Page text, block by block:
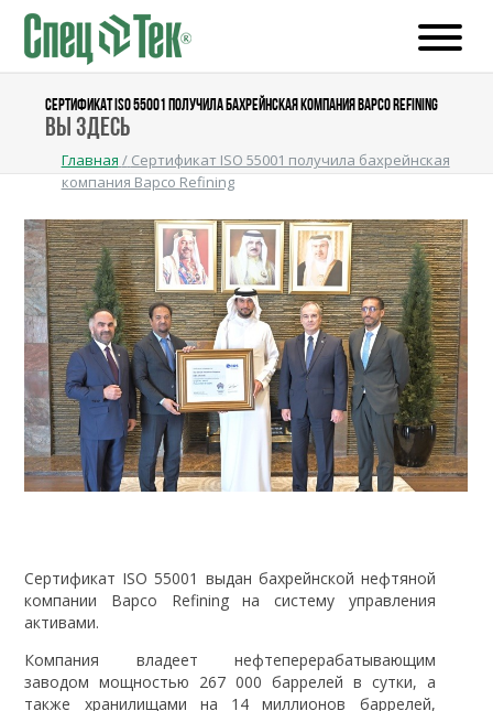
СЕРТИФИКАТ ISO 55001 ПОЛУЧИЛА БАХРЕЙНСКАЯ КОМПАНИЯ BAPCO REFINING
Вы здесь
Главная / Сертификат ISO 55001 получила бахрейнская
компания Bapco Refining
Сертификат ISO 55001 выдан бахрейнской нефтяной
компании Bapco Refining на систему управления
активами.
Компания владеет нефтеперерабатывающим
заводом мощностью 267 000 баррелей в сутки, а
также хранилищами на 14 миллионов баррелей,